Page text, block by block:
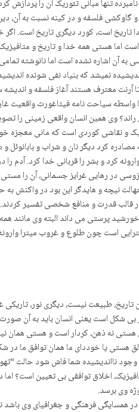
تنها مبانی تئوریک آن را
و گاوکشی فلسفه و در کینه نسبت به
تاریخ است، کورد دیگری تاریخ
است اما هستی همه خدا و تاریخ و
آن اشاره نشده است اما نانوشته
نمیشد که بنیاد نفی شونده
آرنت معترف هستند آغاز فلسفه و
واسطه سیاحت نامه فیثاغورث
وی همین انسان واقعی زمینی را
و نقاشی کوردی است که مانی
کرد دیگر نان و شراب و بابانوئل
کرد و بشر را قربانی خدا کرد.
در رهایی غرایز جسمانی، آن را
نیچه و هایدگر این بود در
در قالب قدرت و منافع شخصی تفسیر کردند.
پرستی می داند البته وی مانند
است چون طلوع و غروب میترا
تاریخ، طبیعت نیست، دیگری نور،
بی شکل است یعنی انسان باید به
هستی نه ذهن، کردار است و هستی
یا خوددای ما همان توافق ما در
نااندیشیده شما فاش شود حالت
اخلاق توافقی بی تعیین است؟
وی برسد.
همسایگی فرهنگی و جغرافیای وی